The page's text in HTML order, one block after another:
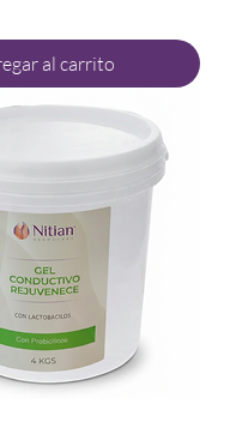
al carrito